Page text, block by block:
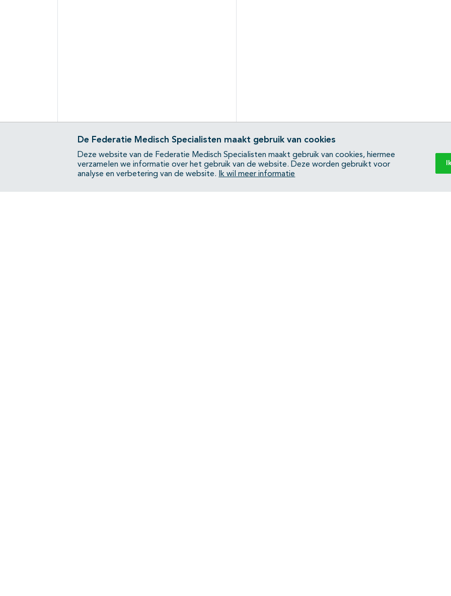
De Federatie Medisch Specialisten maakt gebruik van cookies
Deze website van de Federatie Medisch Specialisten maakt gebruik van cookies, hiermee
verzamelen we informatie over het gebruik van de website. Deze worden gebruikt voor
analyse en verbetering van de website.
Ik wil meer informatie